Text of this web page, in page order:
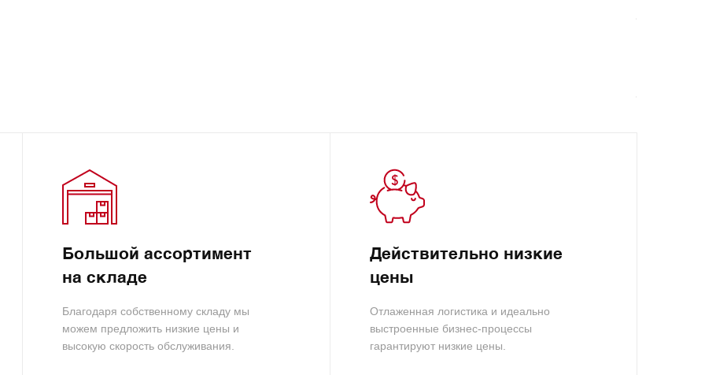
Большой ассортимент
на складе
Благодаря собственному складу мы
можем предложить низкие цены и
высокую скорость обслуживания.
Действительно низкие
цены
Отлаженная логистика и идеально
выстроенные бизнес-процессы
гарантируют низкие цены.